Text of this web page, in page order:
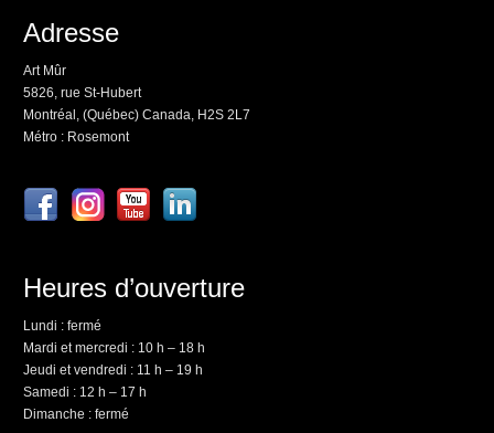
Adresse
Art Mûr
5826, rue St-Hubert
Montréal, (Québec) Canada, H2S 2L7
Métro : Rosemont
Heures d’ouverture
Lundi : fermé
Mardi et mercredi : 10 h – 18 h
Jeudi et vendredi : 11 h – 19 h
Samedi : 12 h – 17 h
Dimanche : fermé